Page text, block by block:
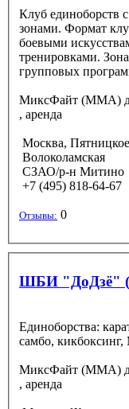
Клуб единоборств
зонами. Формат
боевыми
тренировками.
групповых
МиксФайт (ММА)
, аренда
Москва,
Волоколамская
СЗАО/р-н Митино
+7 (495) 818-64-67
Отзывы: 0
ШБИ "ДоДзё"
Единоборства:
самбо,
МиксФайт (ММА)
, аренда